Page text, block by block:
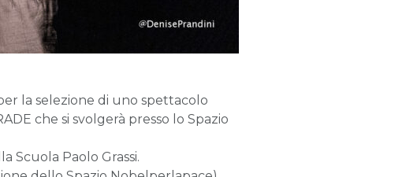
la selezione di uno spettacolo
che si svolgerà presso lo Spazio
Scuola Paolo Grassi.